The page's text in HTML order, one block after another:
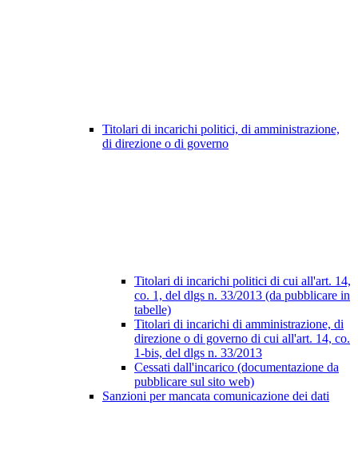
Titolari di incarichi politici, di amministrazione,
di direzione o di governo
Titolari di incarichi politici di cui all'art. 14,
co. 1, del dlgs n. 33/2013 (da pubblicare in
tabelle)
Titolari di incarichi di amministrazione, di
direzione o di governo di cui all'art. 14, co.
1-bis, del dlgs n. 33/2013
Cessati dall'incarico (documentazione da
pubblicare sul sito web)
Sanzioni per mancata comunicazione dei dati